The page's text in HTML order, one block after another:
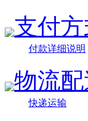
支付
付款详细说明
物流配
快递运输